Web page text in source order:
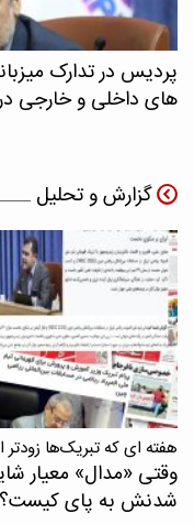
های داخلی و خارجی
گزارش و تحلیل
هفته ای که تبریک‌ها زودتر
وقتی «مدال‌» معیار
شدنش به پای کیست؟